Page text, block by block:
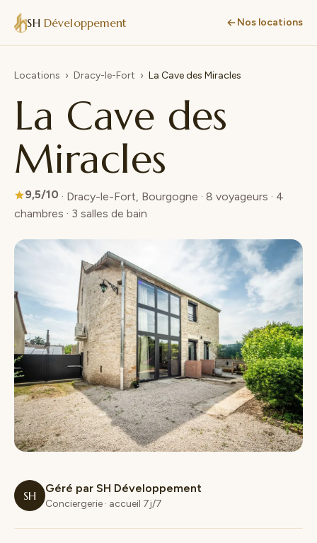
SH Développement Nos locations
Locations › Dracy-le-Fort › La Cave des Miracles
La Cave des
Miracles
9,5/10 · Dracy-le-Fort, Bourgogne · 8 voyageurs · 4
chambres · 3 salles de bain
SH
Géré par SH Développement
Conciergerie · accueil 7j/7